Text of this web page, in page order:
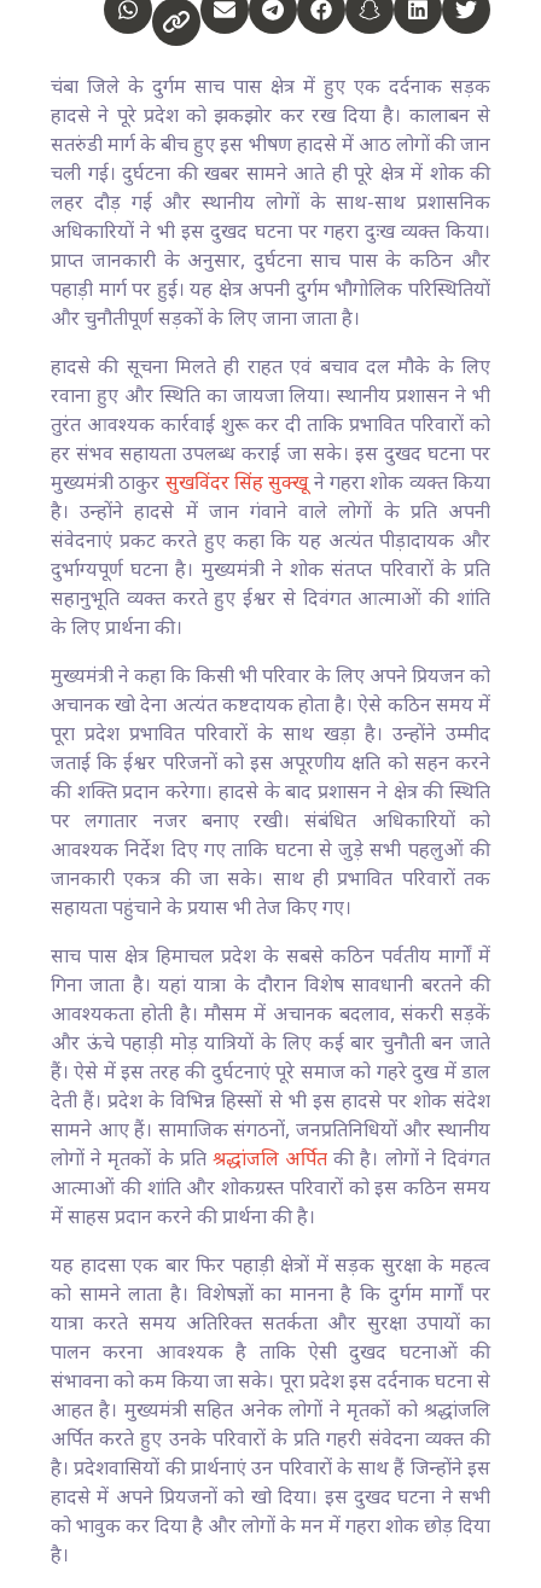
चंबा जिले के दुर्गम साच पास क्षेत्र में हुए एक दर्दनाक सड़क
हादसे ने पूरे प्रदेश को झकझोर कर रख दिया है। कालाबन से
सतरुंडी मार्ग के बीच हुए इस भीषण हादसे में आठ लोगों की जान
चली गई। दुर्घटना की खबर सामने आते ही पूरे क्षेत्र में शोक की
लहर दौड़ गई और स्थानीय लोगों के साथ-साथ प्रशासनिक
अधिकारियों ने भी इस दुखद घटना पर गहरा दुःख व्यक्त किया।
प्राप्त जानकारी के अनुसार, दुर्घटना साच पास के कठिन और
पहाड़ी मार्ग पर हुई। यह क्षेत्र अपनी दुर्गम भौगोलिक परिस्थितियों
और चुनौतीपूर्ण सड़कों के लिए जाना जाता है।
हादसे की सूचना मिलते ही राहत एवं बचाव दल मौके के लिए
रवाना हुए और स्थिति का जायजा लिया। स्थानीय प्रशासन ने भी
तुरंत आवश्यक कार्रवाई शुरू कर दी ताकि प्रभावित परिवारों को
हर संभव सहायता उपलब्ध कराई जा सके। इस दुखद घटना पर
मुख्यमंत्री ठाकुर सुखविंदर सिंह सुक्खूने गहरा शोक व्यक्त किया
है। उन्होंने हादसे में जान गंवाने वाले लोगों के प्रति अपनी
संवेदनाएं प्रकट करते हुए कहा कि यह अत्यंत पीड़ादायक और
दुर्भाग्यपूर्ण घटना है। मुख्यमंत्री ने शोक संतप्त परिवारों के प्रति
सहानुभूति व्यक्त करते हुए ईश्वर से दिवंगत आत्माओं की शांति
के लिए प्रार्थना की।
मुख्यमंत्री ने कहा कि किसी भी परिवार के लिए अपने प्रियजन को
अचानक खो देना अत्यंत कष्टदायक होता है। ऐसे कठिन समय में
पूरा प्रदेश प्रभावित परिवारों के साथ खड़ा है। उन्होंने उम्मीद
जताई कि ईश्वर परिजनों को इस अपूरणीय क्षति को सहन करने
की शक्ति प्रदान करेगा। हादसे के बाद प्रशासन ने क्षेत्र की स्थिति
पर लगातार नजर बनाए रखी। संबंधित अधिकारियों को
आवश्यक निर्देश दिए गए ताकि घटना से जुड़े सभी पहलुओं की
जानकारी एकत्र की जा सके। साथ ही प्रभावित परिवारों तक
सहायता पहुंचाने के प्रयास भी तेज किए गए।
साच पास क्षेत्र हिमाचल प्रदेश के सबसे कठिन पर्वतीय मार्गों में
गिना जाता है। यहां यात्रा के दौरान विशेष सावधानी बरतने की
आवश्यकता होती है। मौसम में अचानक बदलाव, संकरी सड़कें
और ऊंचे पहाड़ी मोड़ यात्रियों के लिए कई बार चुनौती बन जाते
हैं। ऐसे में इस तरह की दुर्घटनाएं पूरे समाज को गहरे दुख में डाल
देती हैं। प्रदेश के विभिन्न हिस्सों से भी इस हादसे पर शोक संदेश
सामने आए हैं। सामाजिक संगठनों, जनप्रतिनिधियों और स्थानीय
लोगों ने मृतकों के प्रतिश्रद्धांजलि अर्पितकी है। लोगों ने दिवंगत
आत्माओं की शांति और शोकग्रस्त परिवारों को इस कठिन समय
में साहस प्रदान करने की प्रार्थना की है।
यह हादसा एक बार फिर पहाड़ी क्षेत्रों में सड़क सुरक्षा के महत्व
को सामने लाता है। विशेषज्ञों का मानना है कि दुर्गम मार्गों पर
यात्रा करते समय अतिरिक्त सतर्कता और सुरक्षा उपायों का
पालन करना आवश्यक है ताकि ऐसी दुखद घटनाओं की
संभावना को कम किया जा सके। पूरा प्रदेश इस दर्दनाक घटना से
आहत है। मुख्यमंत्री सहित अनेक लोगों ने मृतकों को श्रद्धांजलि
अर्पित करते हुए उनके परिवारों के प्रति गहरी संवेदना व्यक्त की
है। प्रदेशवासियों की प्रार्थनाएं उन परिवारों के साथ हैं जिन्होंने इस
हादसे में अपने प्रियजनों को खो दिया। इस दुखद घटना ने सभी
को भावुक कर दिया है और लोगों के मन में गहरा शोक छोड़ दिया
है।